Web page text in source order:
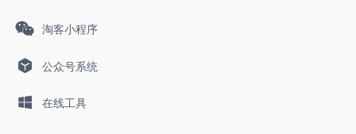
淘客小程序
公众号系统
在线工具